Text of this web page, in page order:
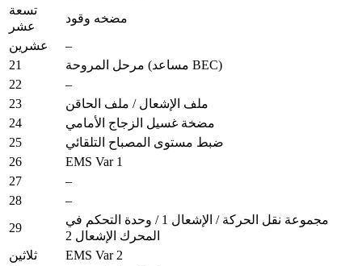
تسعة
عشر
مضخه وقود
عشرين
–
21
مرحل المروحة (مساعد BEC)
22
–
23
ملف الإشعال / ملف الحاقن
24
مضخة غسيل الزجاج الأمامي
25
ضبط مستوى المصباح التلقائي
26
EMS Var 1
27
–
28
–
29
مجموعة نقل الحركة / الإشعال 1 / وحدة التحكم في
المحرك الإشعال 2
ثلاثين
EMS Var 2